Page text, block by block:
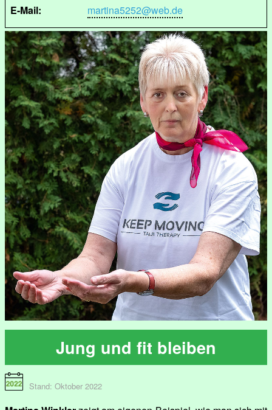
E-Mail:
martina5252@web.de
Jung und fit bleiben
Stand: Oktober 2022